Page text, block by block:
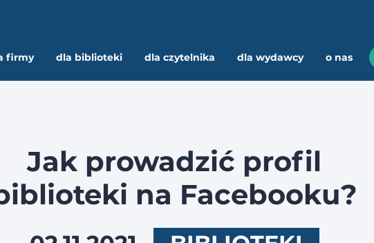
firmy dla biblioteki dla czytelnika dla wydawcy o nas
Jak prowadzić profil
na Facebooku?